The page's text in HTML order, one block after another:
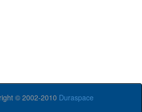
© 2002-2010 Duraspace